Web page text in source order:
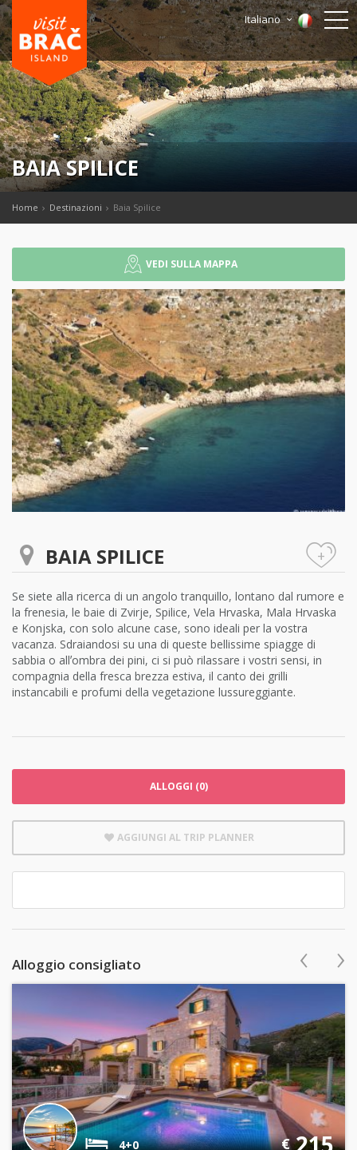
Italiano
BAIA SPILICE
Home Destinazioni Baia Spilice
VEDI SULLA MAPPA
BAIA SPILICE +
Se siete alla ricerca di un angolo tranquillo, lontano dal rumore e
la frenesia, le baie di Zvirje, Spilice, Vela Hrvaska, Mala Hrvaska
e Konjska, con solo alcune case, sono ideali per la vostra
vacanza. Sdraiandosi su una di queste bellissime spiagge di
sabbia o allʼombra dei pini, ci si può rilassare i vostri sensi, in
compagnia della fresca brezza estiva, il canto dei grilli
instancabili e profumi della vegetazione lussureggiante.
ALLOGGI (0)
AGGIUNGI AL TRIP PLANNER
Alloggio consigliato
4+0 €
‹ ›